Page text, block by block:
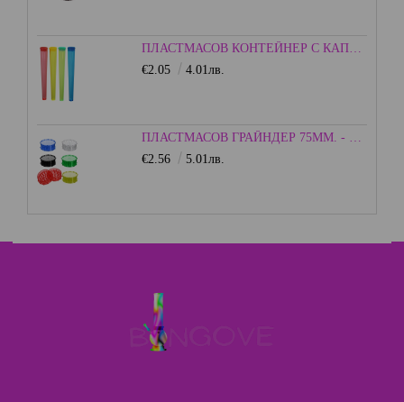
ПЛАСТМАСОВ КОНТЕЙНЕР С КАПАЧКА - ЦВЕТЕН
€2.05
4.01лв.
ПЛАСТМАСОВ ГРАЙНДЕР 75ММ. - HEISENBERG
€2.56
5.01лв.